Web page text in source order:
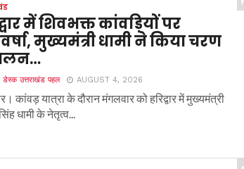
में शिवभक्त कांवड़ियों पर
मुख्यमंत्री धामी ने किया चरण
डेस्क उत्तराखंड पहल AUGUST 4, 2026
कांवड़ यात्रा के दौरान मंगलवार को हरिद्वार में मुख्यमंत्री
धामी के नेतृत्व...